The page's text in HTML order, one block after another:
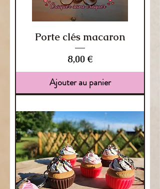
Porte clés macaron
Prix
8,00 €
Ajouter au panier